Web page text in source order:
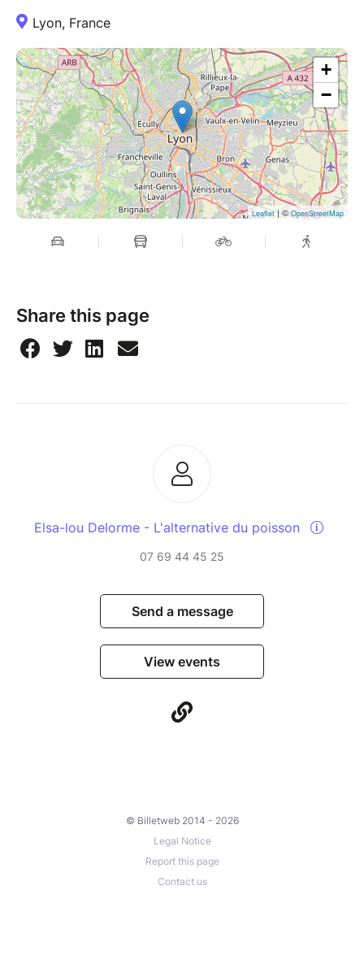
Lyon, France
+
−
Leaflet| © OpenStreetMap
Share this page
Elsa-lou Delorme - L'alternative du poisson
07 69 44 45 25
Send a message
View events
© Billetweb 2014 - 2026
Legal Notice
Report this page
Contact us